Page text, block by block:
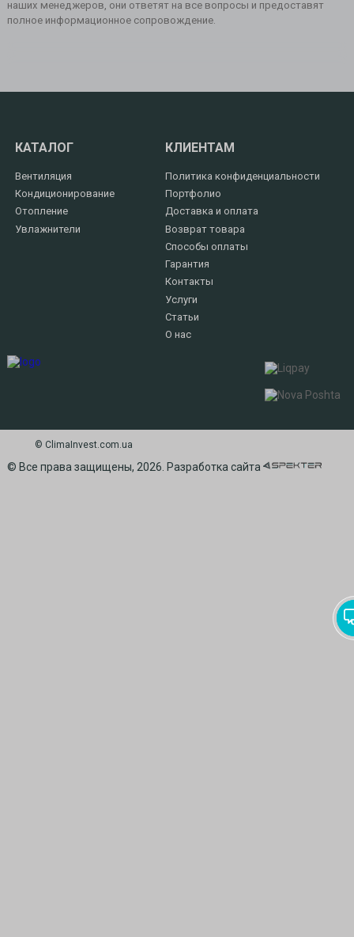
наших менеджеров, они ответят на все вопросы и предоставят
полное информационное сопровождение.
КАТАЛОГ
Вентиляция
Кондиционирование
Отопление
Увлажнители
КЛИЕНТАМ
Политика конфиденциальности
Портфолио
Доставка и оплата
Возврат товара
Способы оплаты
Гарантия
Контакты
Услуги
Статьи
О нас
© СlimaInvest.com.ua
© Все права защищены, 2026. Разработка сайта